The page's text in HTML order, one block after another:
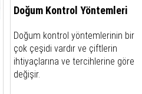
Doğum Kontrol Yöntemleri
Doğum kontrol yöntemlerinin bir
çok çeşidi vardır ve çiftlerin
ihtiyaçlarına ve tercihlerine göre
değişir.